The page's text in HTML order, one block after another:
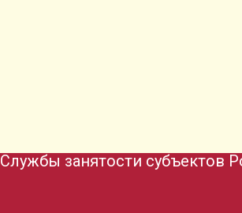
Службы занятости субъектов